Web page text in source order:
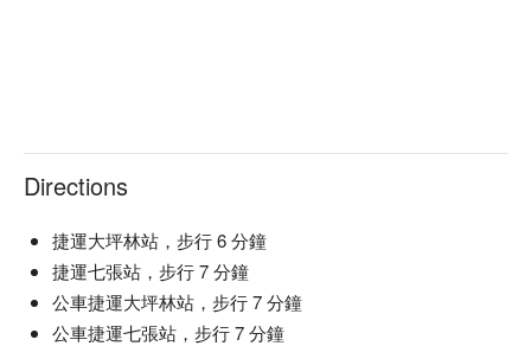
Directions
捷運大坪林站，步行 6 分鐘
捷運七張站，步行 7 分鐘
公車捷運大坪林站，步行 7 分鐘
公車捷運七張站，步行 7 分鐘